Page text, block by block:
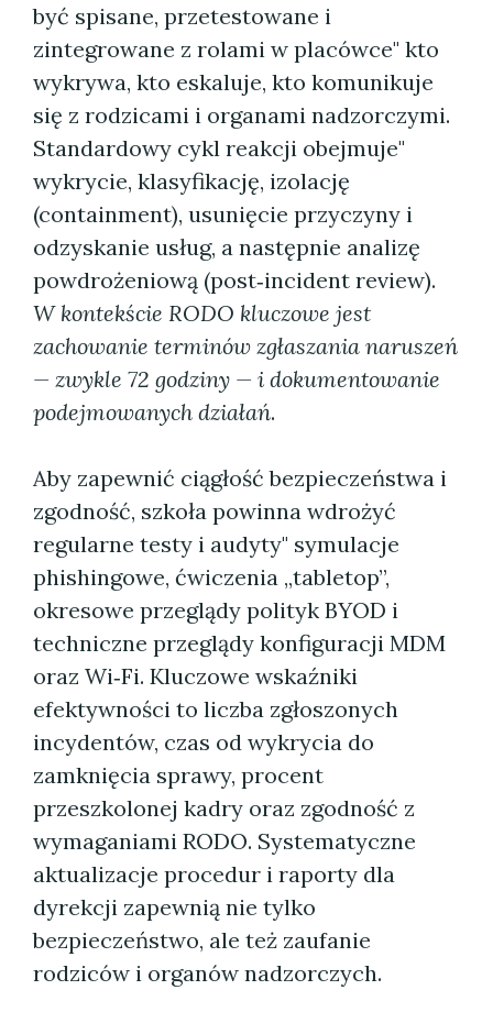
być spisane, przetestowane i
zintegrowane z rolami w placówce" kto
wykrywa, kto eskaluje, kto komunikuje
się z rodzicami i organami nadzorczymi.
Standardowy cykl reakcji obejmuje"
wykrycie, klasyfikację, izolację
(containment), usunięcie przyczyny i
odzyskanie usług, a następnie analizę
powdrożeniową (post‑incident review).
W kontekście RODO kluczowe jest
zachowanie terminów zgłaszania naruszeń
— zwykle 72 godziny — i dokumentowanie
podejmowanych działań.
Aby zapewnić ciągłość bezpieczeństwa i
zgodność, szkoła powinna wdrożyć
regularne testy i audyty" symulacje
phishingowe, ćwiczenia „tabletop”,
okresowe przeglądy polityk BYOD i
techniczne przeglądy konfiguracji MDM
oraz Wi‑Fi. Kluczowe wskaźniki
efektywności to liczba zgłoszonych
incydentów, czas od wykrycia do
zamknięcia sprawy, procent
przeszkolonej kadry oraz zgodność z
wymaganiami RODO. Systematyczne
aktualizacje procedur i raporty dla
dyrekcji zapewnią nie tylko
bezpieczeństwo, ale też zaufanie
rodziców i organów nadzorczych.